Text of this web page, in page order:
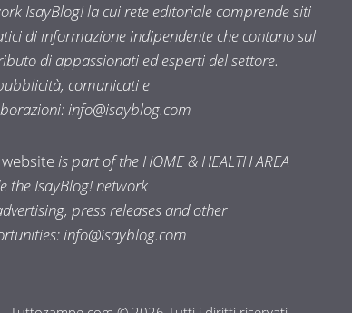
IsayBlog! la cui rete editoriale comprende siti
di informazione indipendente che contano sul
di appassionati ed esperti del settore.
comunicati e
info@isayblog.com
is part of the HOME & HEALTH AREA
the IsayBlog! network
press releases and other
info@isayblog.com